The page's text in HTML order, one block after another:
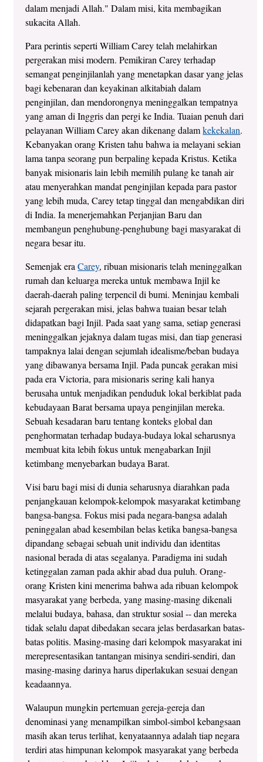
dalam menjadi Allah." Dalam misi, kita membagikan
sukacita Allah.
Para perintis seperti William Carey telah melahirkan
pergerakan misi modern. Pemikiran Carey terhadap
semangat penginjilanlah yang menetapkan dasar yang jelas
bagi kebenaran dan keyakinan alkitabiah dalam
penginjilan, dan mendorongnya meninggalkan tempatnya
yang aman di Inggris dan pergi ke India. Tuaian penuh dari
pelayanan William Carey akan dikenang dalamkekekalan.
Kebanyakan orang Kristen tahu bahwa ia melayani sekian
lama tanpa seorang pun berpaling kepada Kristus. Ketika
banyak misionaris lain lebih memilih pulang ke tanah air
atau menyerahkan mandat penginjilan kepada para pastor
yang lebih muda, Carey tetap tinggal dan mengabdikan diri
di India. Ia menerjemahkan Perjanjian Baru dan
membangun penghubung-penghubung bagi masyarakat di
negara besar itu.
Semenjak eraCarey, ribuan misionaris telah meninggalkan
rumah dan keluarga mereka untuk membawa Injil ke
daerah-daerah paling terpencil di bumi. Meninjau kembali
sejarah pergerakan misi, jelas bahwa tuaian besar telah
didapatkan bagiInjil. Pada saat yang sama, setiap generasi
meninggalkan jejaknya dalam tugas misi, dan tiap generasi
tampaknya lalai dengan sejumlah idealisme/beban budaya
yang dibawanya bersama Injil. Pada puncak gerakan misi
pada era Victoria, para misionaris sering kali hanya
berusaha untuk menjadikan penduduk lokal berkiblat pada
kebudayaan Barat bersama upaya penginjilan mereka.
Sebuah kesadaran baru tentang konteks global dan
penghormatan terhadap budaya-budaya lokal seharusnya
membuat kita lebih fokus untuk mengabarkan Injil
ketimbang menyebarkan budaya Barat.
Visi baru bagi misi di dunia seharusnya diarahkan pada
penjangkauan kelompok-kelompok masyarakat ketimbang
bangsa-bangsa. Fokus misi pada negara-bangsa adalah
peninggalan abad kesembilan belas ketika bangsa-bangsa
dipandang sebagai sebuah unit individu dan identitas
nasional berada di atas segalanya. Paradigma ini sudah
ketinggalan zaman pada akhir abad dua puluh. Orang-
orang Kristen kini menerima bahwa ada ribuan kelompok
masyarakat yang berbeda, yang masing-masing dikenali
melalui budaya, bahasa, dan struktur sosial -- dan mereka
tidak selalu dapat dibedakan secara jelas berdasarkan batas-
batas politis. Masing-masing dari kelompok masyarakat ini
merepresentasikan tantangan misinya sendiri-sendiri, dan
masing-masing darinya harus diperlakukan sesuai dengan
keadaannya.
Walaupun mungkin pertemuan gereja-gereja dan
denominasi yang menampilkan simbol-simbol kebangsaan
masih akan terus terlihat, kenyataannya adalah tiap negara
terdiri atas himpunan kelompok masyarakat yang berbeda